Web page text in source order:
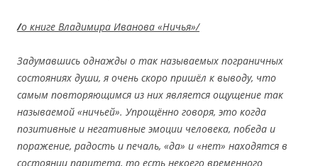
/о книге Владимира Иванова «Ничья»/
Задумавшись однажды о так называемых пограничных
состояниях души, я очень скоро пришёл к выводу, что
самым повторяющимся из них является ощущение так
называемой «ничьей». Упрощённо говоря, это когда
позитивные и негативные эмоции человека, победа и
поражение, радость и печаль, «да» и «нет» находятся в
состоянии паритета, то есть некоего временного